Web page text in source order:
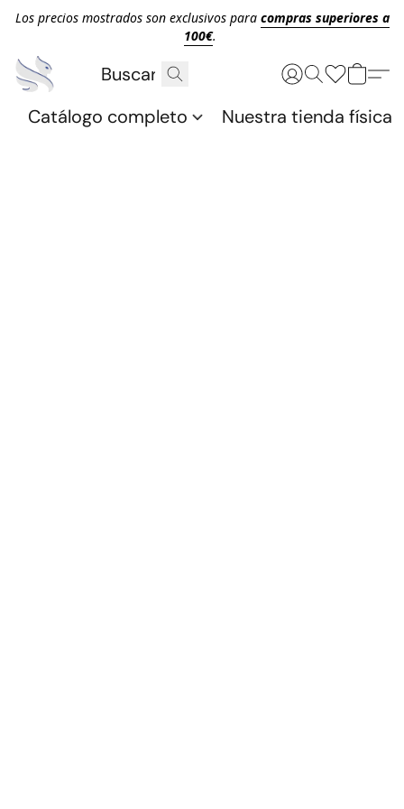
Los precios mostrados son exclusivos para compras superiores a
100€.
Catálogo completo Nuestra tienda física